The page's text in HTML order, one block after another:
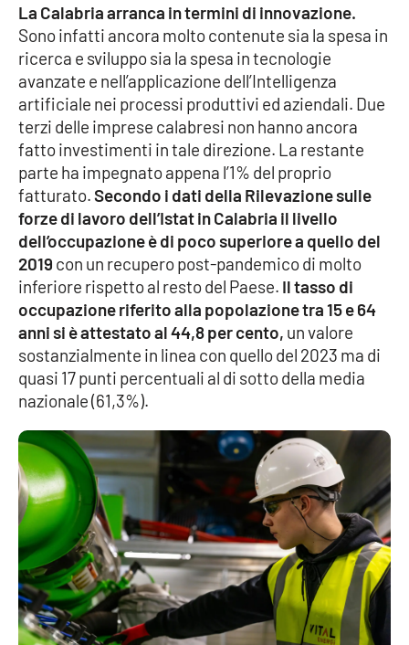
Eventi
Food
Storie
LAC
NETWORK
Lacplay.it
Lactv.it
Laconair.it
Lacitymag.it
Lacapitalenews.it
Ilreggino.it
Cosenzachannel.it
Ilvibonese.it
Catanzarochannel.it
La Calabria arranca in termini di innovazione.
Sono infatti ancora molto contenute sia la spesa in
ricerca e sviluppo sia la spesa in tecnologie
avanzate e nell’applicazione dell’Intelligenza
artificiale nei processi produttivi ed aziendali. Due
terzi delle imprese calabresi non hanno ancora
fatto investimenti in tale direzione. La restante
parte ha impegnato appena l’1% del proprio
fatturato.Secondo i dati della Rilevazione sulle
forze di lavoro dell’Istat in Calabria il livello
dell’occupazione è di poco superiore a quello del
2019 con un recupero post-pandemico di molto
inferiore rispetto al resto del Paese. Il tasso di
occupazione riferito alla popolazione tra 15 e 64
anni si è attestato al 44,8 per cento, un valore
sostanzialmente in linea con quello del 2023 ma di
quasi 17 punti percentuali al di sotto della media
nazionale (61,3%).